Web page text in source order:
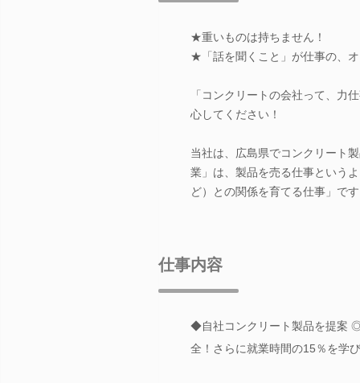
★重いものは持ちません！
★「話を聞くこと」が仕事の、
「コンクリートの会社って、力
心してください！
当社は、広島県でコンクリート
業」は、製品を売る仕事という
ど）との関係を育てる仕事」で
仕事内容
◆自社コンクリート製品を提案
全！さらに就業時間の15％を学